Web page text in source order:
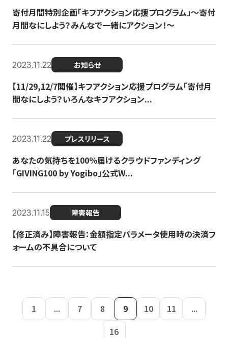
寄付月間特別企画「キフアクション応援プログラム」〜寄付
月間なにしよう？みんなで一緒にアクション！〜
2023.11.22 お知らせ
【11/29,12/7開催】キフアクション応援プログラム「寄付月
間なにしよう？いろんなキフアクション...
2023.11.22 プレスリリース
あなたの気持ちを100％届けるクラウドファンディング
「GIVING100 by Yogibo」公式W...
2023.11.15 障害報告
【修正済み】障害報告：金額指定パラメータ使用時の決済フ
ォームの不具合について
1 ... 7 8 9 10 11
...
16